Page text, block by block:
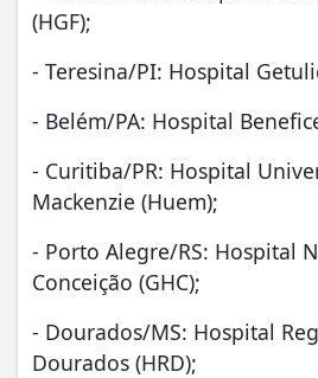
(HGF);
- Teresina/PI: Hospital
- Belém/PA: Hospital
- Curitiba/PR: Hospital
Mackenzie (Huem);
- Porto Alegre/RS: Hospital
Conceição (GHC);
- Dourados/MS: Hospital
Dourados (HRD);